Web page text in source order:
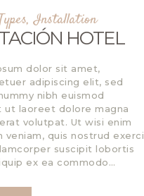
,Installation
HOTEL
dolor sit amet,
adipiscing elit, sed
nibh euismod
ut laoreet dolore magna
volutpat. Ut wisi enim
veniam, quis nostrud exerci
suscipit lobortis
ex ea commodo…